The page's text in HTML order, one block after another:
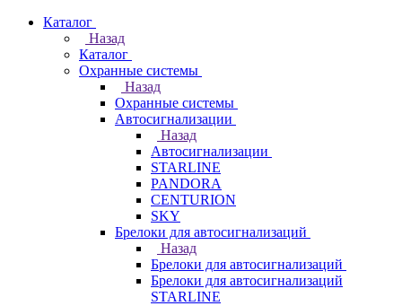
Каталог
Назад
Каталог
Охранные системы
Назад
Охранные системы
Автосигнализации
Назад
Автосигнализации
STARLINE
PANDORA
CENTURION
SKY
Брелоки для автосигнализаций
Назад
Брелоки для автосигнализаций
Брелоки для автосигнализаций
STARLINE